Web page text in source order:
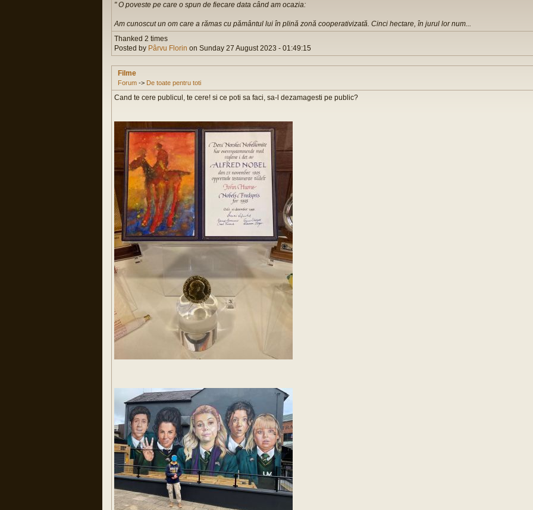
" O poveste pe care o spun de fiecare data când am ocazia:
Am cunoscut un om care a rămas cu pământul lui în plină zonă cooperativizată. Cinci hectare, în jurul lor num...
Thanked 2 times
Posted by Pârvu Florin on Sunday 27 August 2023 - 01:49:15
Filme
Forum -> De toate pentru toti
Cand te cere publicul, te cere! si ce poti sa faci, sa-l dezamagesti pe public?